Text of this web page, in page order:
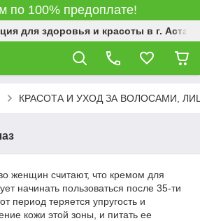
по 100% предоплате!
для здоровья и красоты в г. Астана
КРАСОТА И УХОД ЗА ВОЛОСАМИ,
женщин считают, что кремом для
начинать пользоваться после 35-ти
период теряется упругость и
кожи этой зоны, и питать ее